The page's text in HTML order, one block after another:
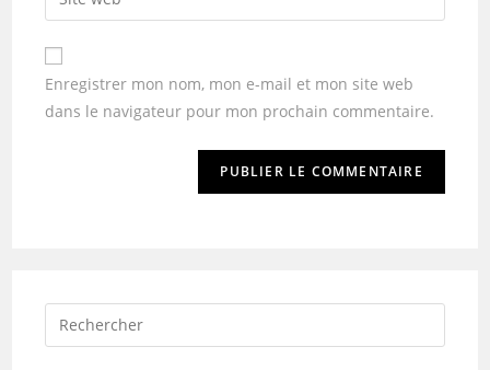
Enregistrer mon nom, mon e-mail et mon site web
dans le navigateur pour mon prochain commentaire.